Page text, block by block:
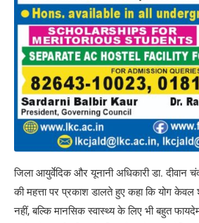
जिला आयुर्वेदिक और यूनानी अधिकारी डा. दीवान
की महत्ता पर प्रकाश डालते हुए कहा कि योग केवल
नहीं, बल्कि मानसिक स्वास्थ्य के लिए भी बहुत